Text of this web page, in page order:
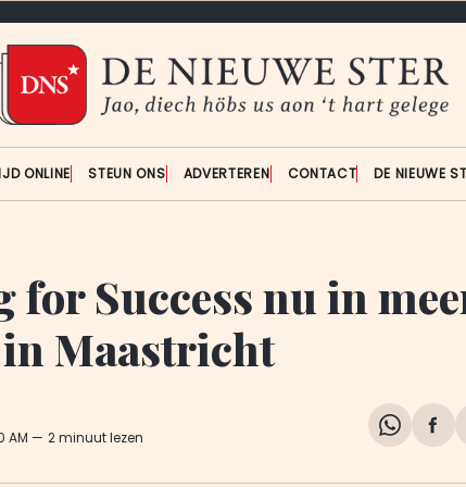
ONLINE STEUN ONS ADVERTEREN CONTACT DE NIEUWE
for Success nu in
Maastricht
AM 2 minuut lezen
Share